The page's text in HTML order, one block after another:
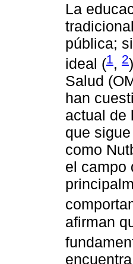
La
pública;
ideal (1, 2
Salud
han
actual de
que
como
el campo
afirman